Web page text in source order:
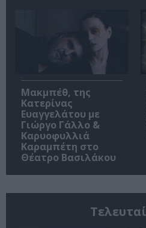
Μακμπέθ, της
Κατερίνας
Ευαγγελάτου με
Γιώργο Γάλλο &
Καρυοφυλλιά
Καραμπέτη στο
Θέατρο Βασιλάκου